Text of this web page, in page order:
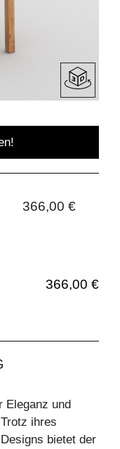
366,00 €
366,00 €
Eleganz und
ihres
bietet der